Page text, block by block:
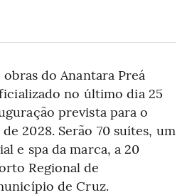
do Anantara Preá
no último dia 25
prevista para o
2028. Serão 70 suítes, um
e spa da marca, a 20
Regional de
de Cruz.